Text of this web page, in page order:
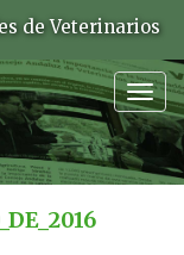
de Veterinarios